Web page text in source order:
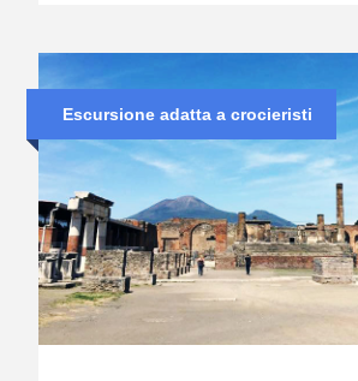
Escursione adatta a crocieristi